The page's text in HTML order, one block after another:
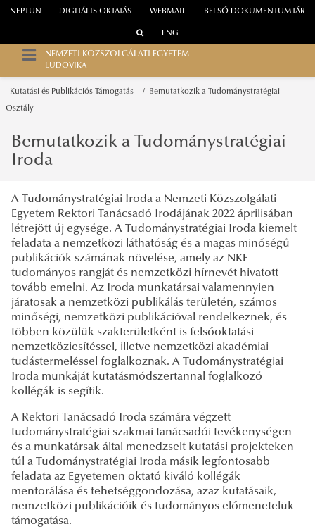
WEBMAIL
NEPTUN DIGITÁLIS OKTATÁS BELSŐ DOKUMENTUMTÁR
ENG
NEMZETI KÖZSZOLGÁLATI EGYETEM
LUDOVIKA
Kutatási és Publikációs Támogatás Bemutatkozik a Tudománystratégiai
Osztály
Bemutatkozik a Tudománystratégiai
Iroda
A Tudománystratégiai Iroda a Nemzeti Közszolgálati
Egyetem Rektori Tanácsadó Irodájának 2022 áprilisában
létrejött új egysége. A Tudománystratégiai Iroda kiemelt
feladata a nemzetközi láthatóság és a magas minőségű
publikációk számának növelése, amely az NKE
tudományos rangját és nemzetközi hírnevét hivatott
tovább emelni. Az Iroda munkatársai valamennyien
járatosak a nemzetközi publikálás területén, számos
minőségi, nemzetközi publikációval rendelkeznek, és
többen közülük szakterületként is felsőoktatási
nemzetköziesítéssel, illetve nemzetközi akadémiai
tudástermeléssel foglalkoznak. A Tudománystratégiai
Iroda munkáját kutatásmódszertannal foglalkozó
kollégák is segítik.
A Rektori Tanácsadó Iroda számára végzett
tudománystratégiai szakmai tanácsadói tevékenységen
és a munkatársak által menedzselt kutatási projekteken
túl a Tudománystratégiai Iroda másik legfontosabb
feladata az Egyetemen oktató kiváló kollégák
mentorálása és tehetséggondozása, azaz kutatásaik,
nemzetközi publikációik és tudományos előmenetelük
támogatása.